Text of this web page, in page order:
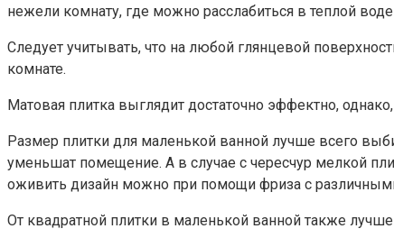
нежели комнату, где можно расслабиться в теплой воде
Следует учитывать, что на любой глянцевой
комнате.
Матовая плитка выглядит достаточно эффектно,
Размер плитки для маленькой ванной лучше всего
уменьшат помещение. А в случае с чересчур мелкой
оживить дизайн можно при помощи фриза с
От квадратной плитки в маленькой ванной также